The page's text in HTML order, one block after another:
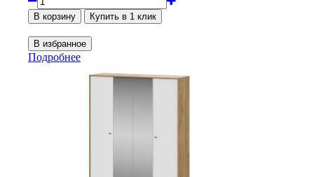
Подробнее